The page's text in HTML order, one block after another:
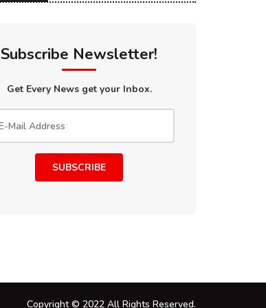
Subscribe Newsletter!
Get Every News get your Inbox.
SUBSCRIBE
Copyright © 2022 All Rights Reserved.